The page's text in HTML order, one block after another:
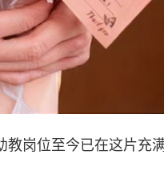
岗位至今已在这片充